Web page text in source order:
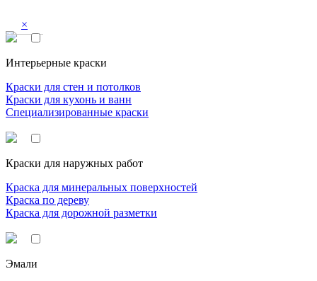
×
Интерьерные краски
Краски для стен и потолков
Краски для кухонь и ванн
Специализированные краски
Краски для наружных работ
Краска для минеральных поверхностей
Краска по дереву
Краска для дорожной разметки
Эмали